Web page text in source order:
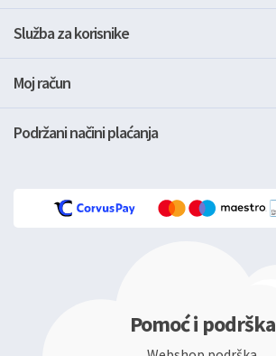
Služba za korisnike
Moj račun
Podržani načini plaćanja
Pomoć i podrška